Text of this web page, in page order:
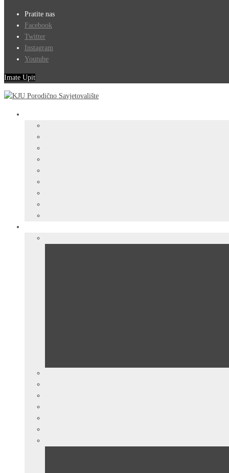
Pratite nas
Facebook
Twitter
Instagram
Youtube
Imate Upit